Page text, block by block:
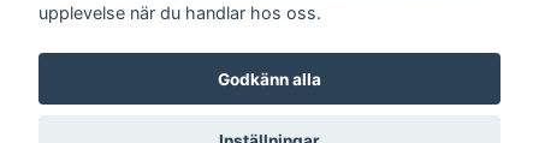
upplevelse när du handlar hos oss.
Godkänn alla